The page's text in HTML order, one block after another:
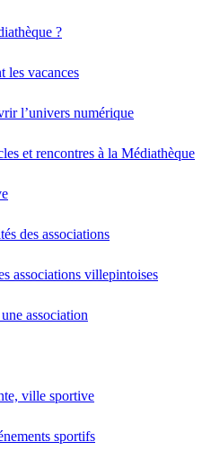
?
les vacances
l’univers numérique
et rencontres à la Médiathèque
des associations
associations villepintoises
association
ville sportive
sportifs